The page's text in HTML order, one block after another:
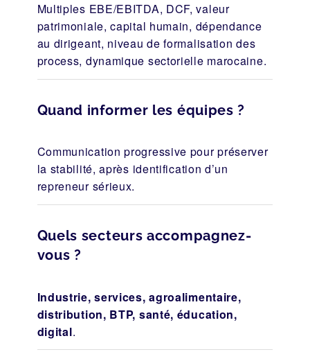
Multiples EBE/EBITDA, DCF, valeur
patrimoniale, capital humain, dépendance
au dirigeant, niveau de formalisation des
process, dynamique sectorielle marocaine.
Quand informer les équipes ?
Communication progressive pour préserver
la stabilité, après identification d’un
repreneur sérieux.
Quels secteurs accompagnez-
vous ?
Industrie, services, agroalimentaire,
distribution, BTP, santé, éducation,
digital.